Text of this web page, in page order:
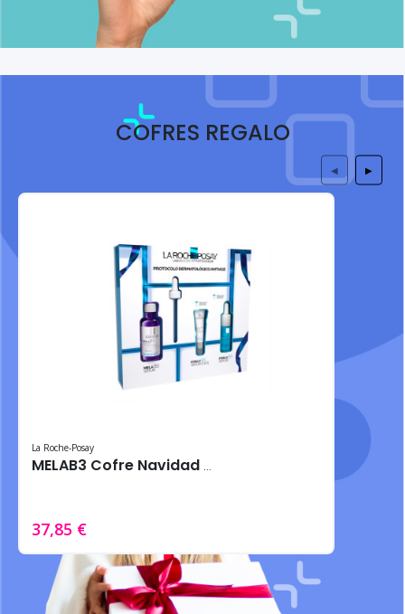
COFRES REGALO
La Roche-Posay
MELAB3 Cofre Navidad 2024 – Tratamiento intensivo antimanchas
37,85 €
◀ ▶